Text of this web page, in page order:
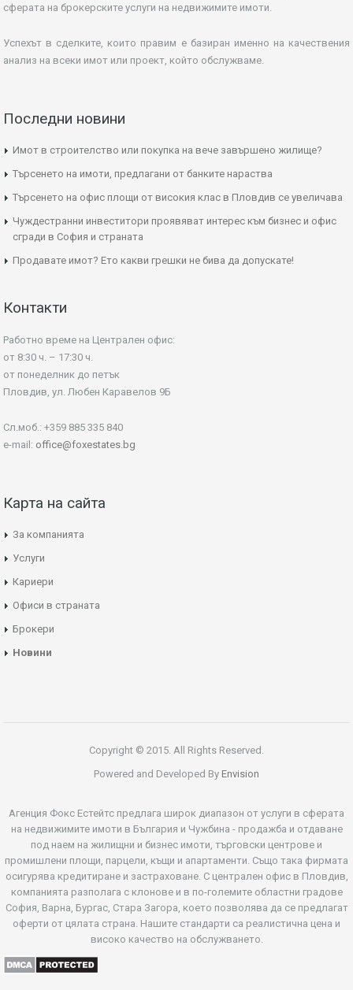
сферата на брокерските услуги на недвижимите имоти.
Успехът в сделките, които правим е базиран именно на качествения
анализ на всеки имот или проект, който обслужваме.
Последни новини
Имот в строителство или покупка на вече завършено жилище?
Търсенето на имоти, предлагани от банките нараства
Търсенето на офис площи от високия клас в Пловдив се увеличава
Чуждестранни инвеститори проявяват интерес към бизнес и офис
сгради в София и страната
Продавате имот? Ето какви грешки не бива да допускате!
Контакти
Работно време на Централен офис:
от 8:30 ч. – 17:30 ч.
от понеделник до петък
Пловдив, ул. Любен Каравелов 9Б
Сл.моб.: +359 885 335 840
e-mail: office@foxestates.bg
Карта на сайта
За компанията
Услуги
Кариери
Офиси в страната
Брокери
Новини
Copyright © 2015. All Rights Reserved.
Powered and Developed By Envision
Агенция Фокс Естейтс предлага широк диапазон от услуги в сферата
на недвижимите имоти в България и Чужбина - продажба и отдаване
под наем на жилищни и бизнес имоти, търговски центрове и
промишлени площи, парцели, къщи и апартаменти. Също така фирмата
осигурява кредитиране и застраховане. С централен офис в Пловдив,
компанията разполага с клонове и в по-големите областни градове
София, Варна, Бургас, Стара Загора, което позволява да се предлагат
оферти от цялата страна. Нашите стандарти са реалистична цена и
високо качество на обслужването.